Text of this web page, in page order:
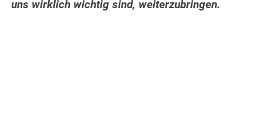
uns wirklich wichtig sind, weiterzubringen.